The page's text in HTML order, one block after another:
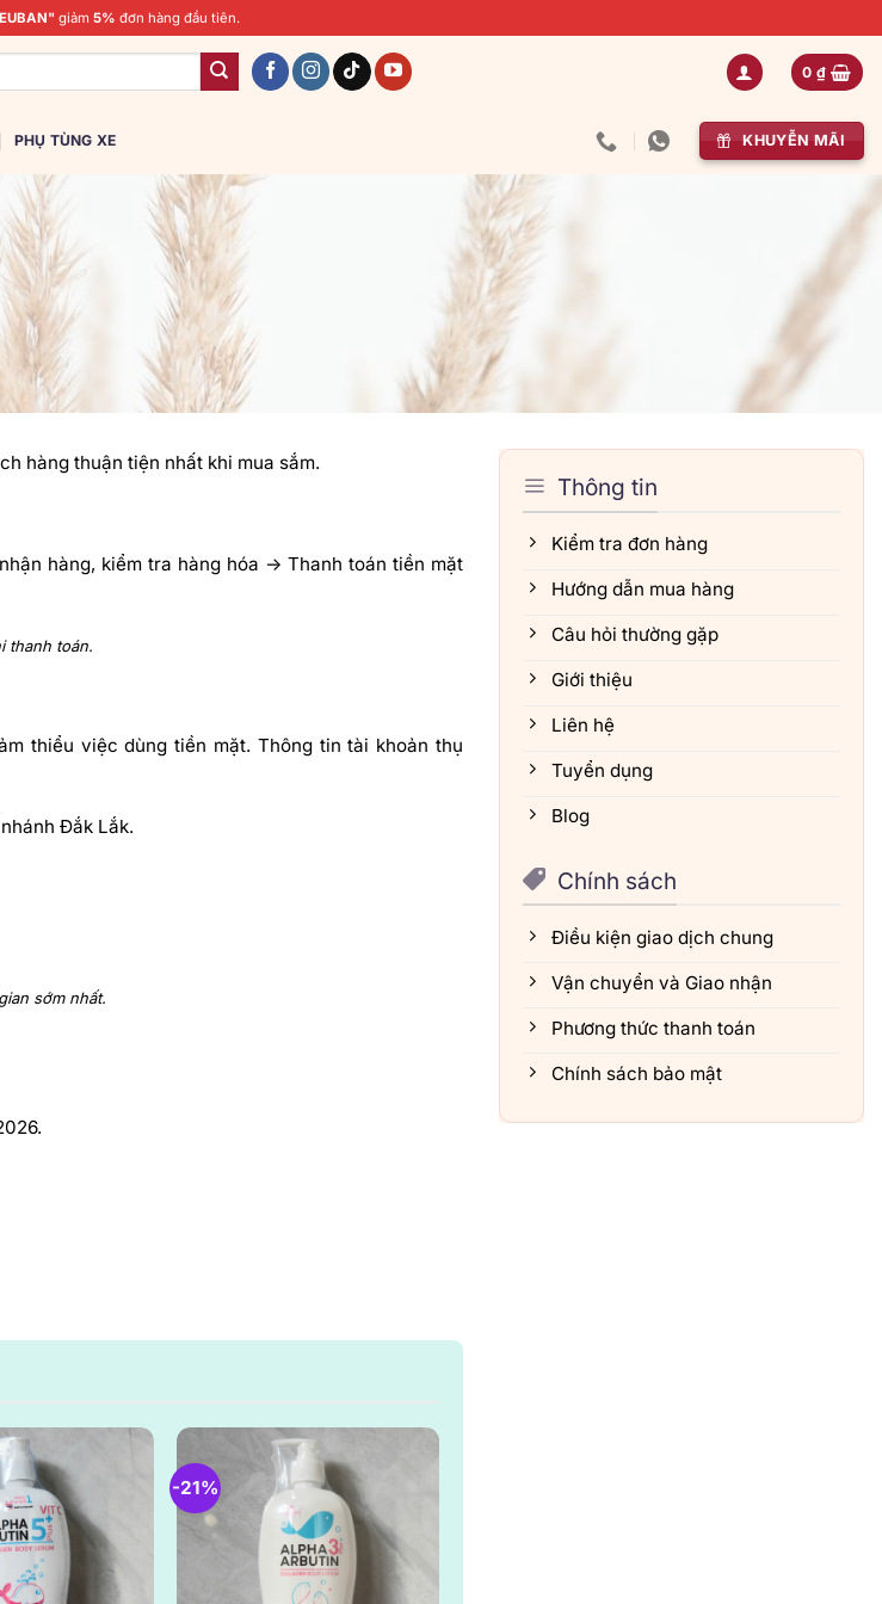
giảm 5% đơn hàng đầu tiên.
0 ₫
PHỤ TÙNG XE KHUYỄN MÃI
hàng thuận tiện nhất khi mua sắm.
hàng, kiểm tra hàng hóa -> Thanh toán tiền mặt
thanh toán.
thiểu việc dùng tiền mặt. Thông tin tài khoản thụ
Đắk Lắk.
sớm nhất.
-21%
Thông tin
Kiểm tra đơn hàng
Hướng dẫn mua hàng
Câu hỏi thường gặp
Giới thiệu
Liên hệ
Tuyển dụng
Blog
Chính sách
Điều kiện giao dịch chung
Vận chuyển và Giao nhận
Phương thức thanh toán
Chính sách bảo mật